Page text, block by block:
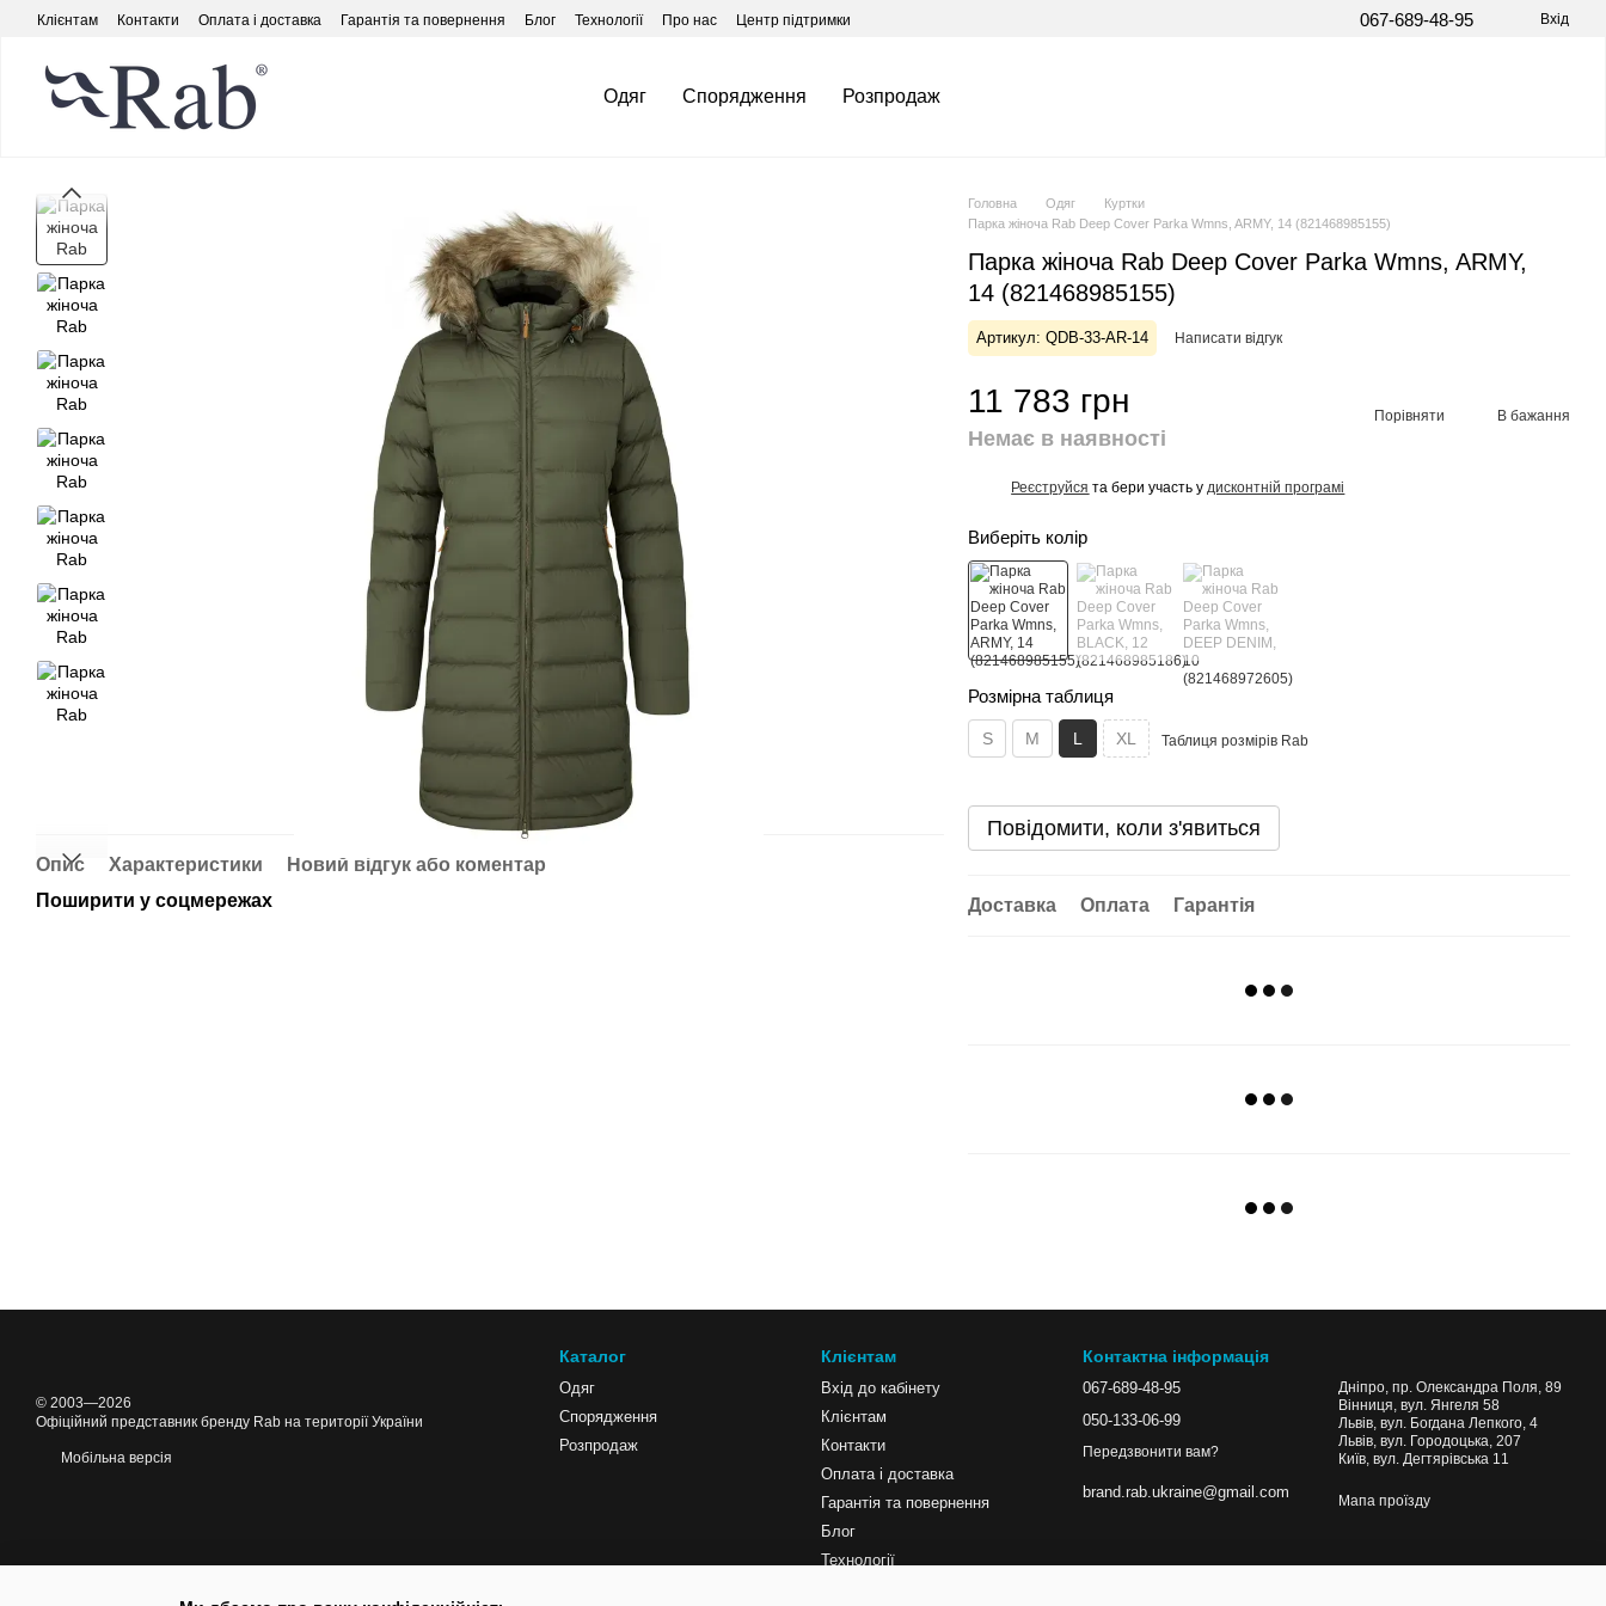
Перейти до основного контенту
Клієнтам Контакти Оплата і доставка Гарантія та повернення Блог Технології Про нас Центр підтримки 067-689-48-95 Вхід
Одяг Спорядження Розпродаж
Опис Характеристики
Новий відгук або коментар
Поширити у соцмережах
Головна Одяг
Куртки
Парка жіноча Rab Deep Cover Parka Wmns, ARMY, 14 (821468985155)
Парка жіноча Rab Deep Cover Parka Wmns, ARMY,
14 (821468985155)
Артикул: QDB-33-AR-14 Написати відгук
11 783 грн
Немає в наявності
Порівняти В бажання
Реєструйся та бери участь у дисконтній програмі
Виберіть колір
Розмірна таблиця
S M L XL Таблиця розмірів Rab
Повідомити, коли з'явиться
Доставка Оплата Гарантія
© 2003—2026
Офіційний представник бренду Rab на території України
Мобільна версія
Каталог
Одяг
Спорядження
Розпродаж
Клієнтам
Вхід до кабінету
Клієнтам
Контакти
Оплата і доставка
Гарантія та повернення
Блог
Технології
Контактна інформація
067-689-48-95
050-133-06-99
Передзвонити вам?
brand.rab.ukraine@gmail.com
Дніпро, пр. Олександра Поля, 89
Вінниця, вул. Янгеля 58
Львів, вул. Богдана Лепкого, 4
Львів, вул. Городоцька, 207
Київ, вул. Дегтярівська 11
Мапа проїзду